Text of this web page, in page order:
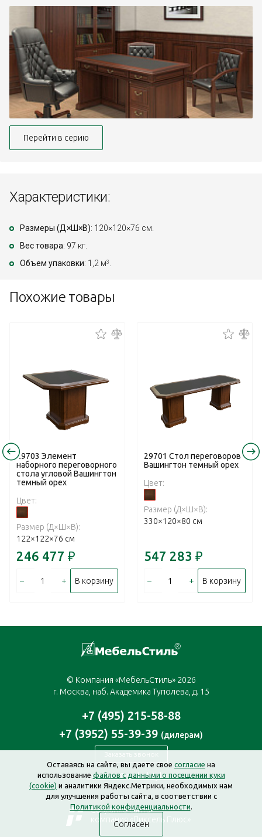
Перейти в серию
Характеристики:
Размеры (Д×Ш×В): 120×120×76 см.
Вес товара: 97 кг.
Объем упаковки: 1,2 м3 .
Похожие товары
29703 Элемент
наборного переговорного
стола угловой Вашингтон
темный орех
Цвет:
Размер (Д×Ш×В):
122×122×76 см
246 477 ₽
– + В корзину
29701 Стол переговоров
Вашингтон темный орех
Цвет:
Размер (Д×Ш×В):
330×120×80 см
547 283 ₽
– + В корзину
© Компания «МебельСтиль» 2026
г. Москва, наб. Академика Туполева, д. 15
+7 (495) 215-58-88
+7 (3952) 55-39-39 (дилерам)
Заказать звонок
moscow@mebelstyle.ru
Создание сайта —
компания «Пиксель Плюс»
Оставаясь на сайте, вы даете свое согласие на
использованиефайлов с данными о посещении куки
(cookie) и аналитики Яндекс.Метрики, необходимых нам
для улучшения работы сайта, в соответствии с
Политикой конфиденциальности.
Согласен